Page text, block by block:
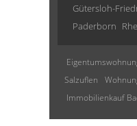
Gütersloh-
Paderborn
Salzuflen
Immobilienkauf